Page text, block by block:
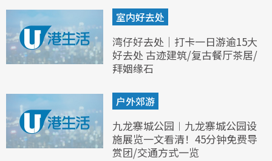
室内好去处
湾仔好去处｜打卡一日游逾15大
好去处 古迹建筑/复古餐厅茶居/
拜姻缘石
户外郊游
九龙寨城公园︱九龙寨城公园设
施展览一文看清！45分钟免费导
赏团/交通方式一览